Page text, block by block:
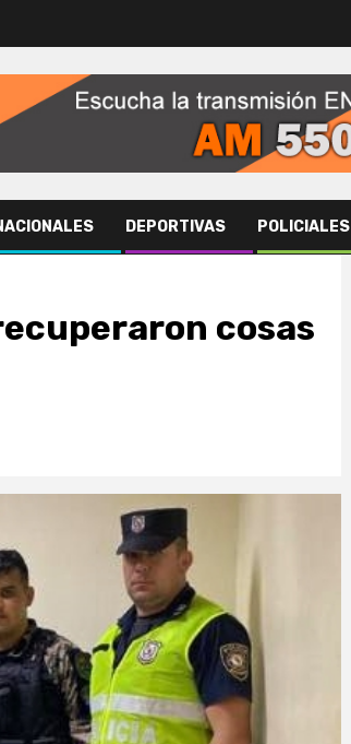
DEPORTIVAS POLICIALES
cosas